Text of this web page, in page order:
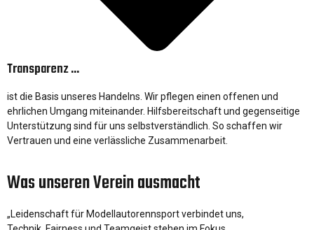
Transparenz ...
ist die Basis unseres Handelns. Wir pflegen einen offenen und
ehrlichen Umgang miteinander. Hilfsbereitschaft und gegenseitige
Unterstützung sind für uns selbstverständlich. So schaffen wir
Vertrauen und eine verlässliche Zusammenarbeit.
Was unseren Verein ausmacht
„Leidenschaft für Modellautorennsport verbindet uns,